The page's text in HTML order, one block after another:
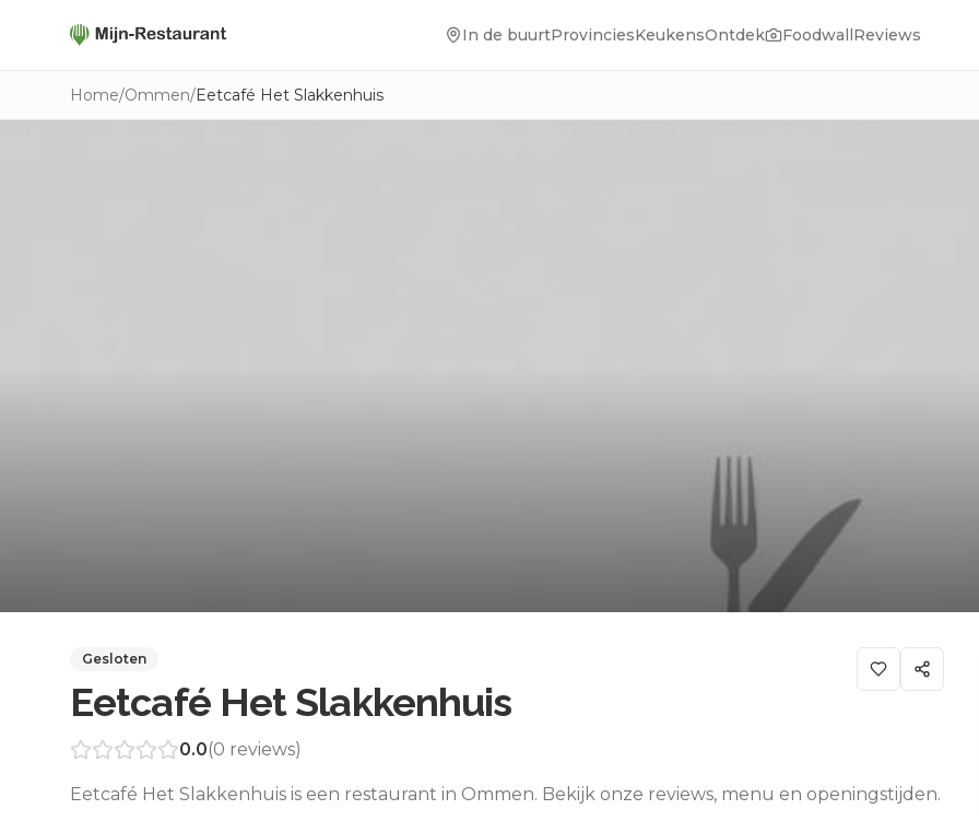
In de buurtProvinciesKeukensOntdek FoodwallReviews
Home/Ommen/Eetcafé Het Slakkenhuis
Gesloten
Eetcafé Het Slakkenhuis
0.0(0 reviews)
Eetcafé Het Slakkenhuis is een restaurant in Ommen. Bekijk onze reviews, menu en openingstijden.